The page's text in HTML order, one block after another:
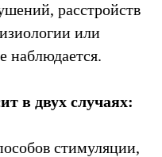
расстройств
или
наблюдается.
в двух случаях:
стимуляции,